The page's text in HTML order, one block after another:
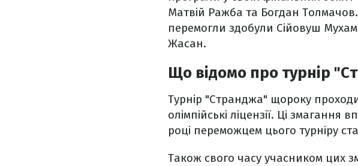
Матвій Ражба та Богдан
перемогли здобули Сійовуш
Жасан.
Що відомо про турнір
Турнір "Странджа" щороку
олімпійські ліцензії. Ці
році переможцем цього турніру
Також свого часу учасником цих